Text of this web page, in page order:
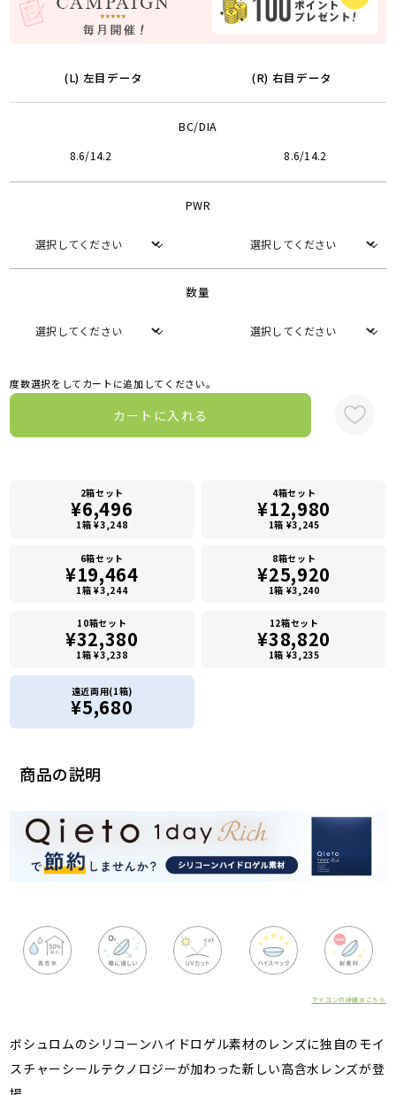
商品の説明
アイコンの詳細はこちら
ボシュロムのシリコーンハイドロゲル素材のレンズに独自のモイ
スチャーシールテクノロジーが加わった新しい高含水レンズが登
(L) 左目データ (R) 右目データ
BC/DIA
8.6/14.2 8.6/14.2
PWR
数量
度数選択をしてカートに追加してください。
カートに入れる
2箱セット
¥6,496
1箱 ¥3,248
4箱セット
¥12,980
1箱 ¥3,245
6箱セット
¥19,464
1箱 ¥3,244
8箱セット
¥25,920
1箱 ¥3,240
10箱セット
¥32,380
1箱 ¥3,238
12箱セット
¥38,820
1箱 ¥3,235
遠近両用(1箱)
¥5,680